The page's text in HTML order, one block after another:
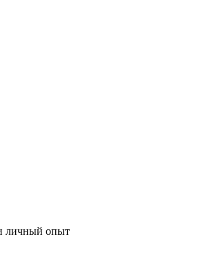
личный опыт